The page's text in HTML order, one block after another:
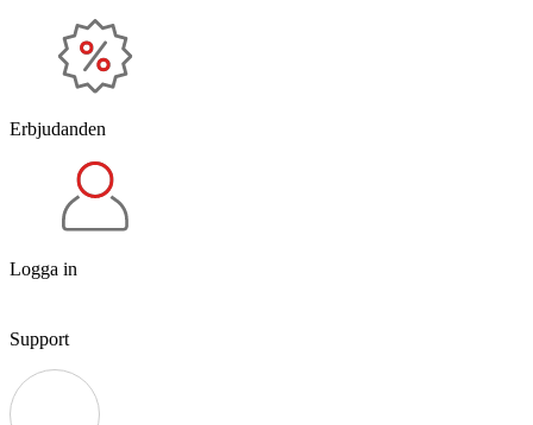
Erbjudanden
Logga in
Support